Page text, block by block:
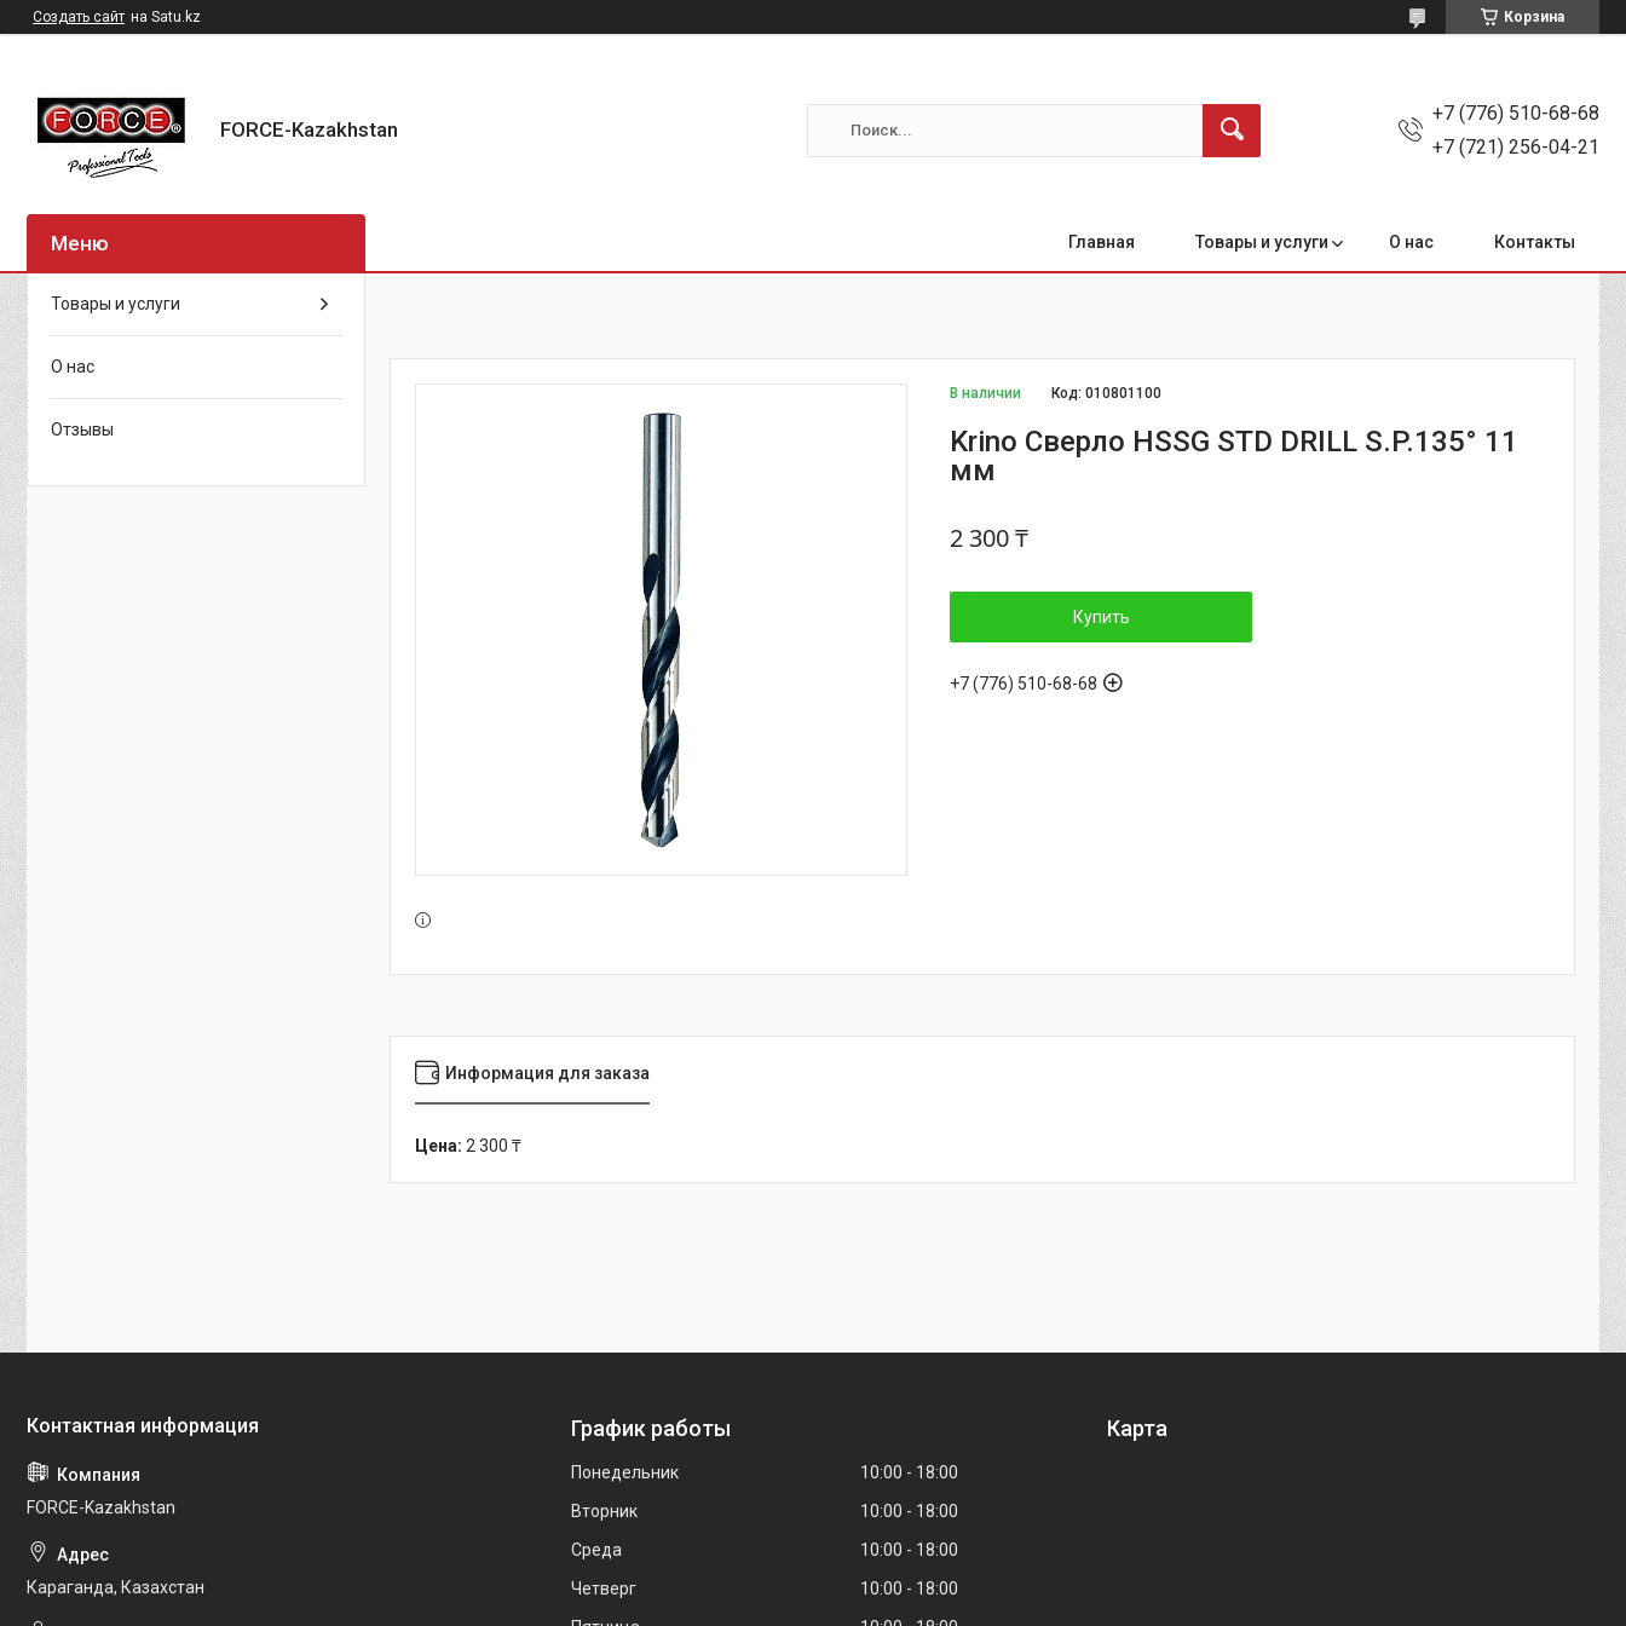
Создать сайт на Satu.kz Корзина
FORCE-Kazakhstan
+7 (776) 510-68-68
+7 (721) 256-04-21
Главная Товары и услуги О нас Контакты
В наличии Код:010801100
Krino Сверло HSSG STD DRILL S.P.135° 11
мм
2 300 ₸
Купить
+7 (776) 510-68-68
Информация для заказа
Цена: 2 300 ₸
Товары и услуги
О нас
Отзывы
FORCE-Kazakhstan
Караганда, Казахстан
График работы
Понедельник 10:00
18:00
Вторник
10:00
18:00
Среда
10:00
18:00
Четверг
10:00
18:00
Карта